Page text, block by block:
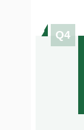
Q4